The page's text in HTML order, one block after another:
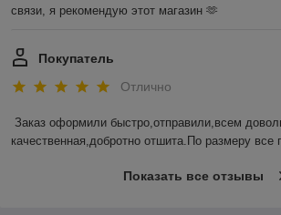
связи, я рекомендую этот магазин 🫶
Покупатель
Отлично
Заказ оформили быстро,отправили,всем
качественная,добротно отшита.По размеру
Показать все отзывы